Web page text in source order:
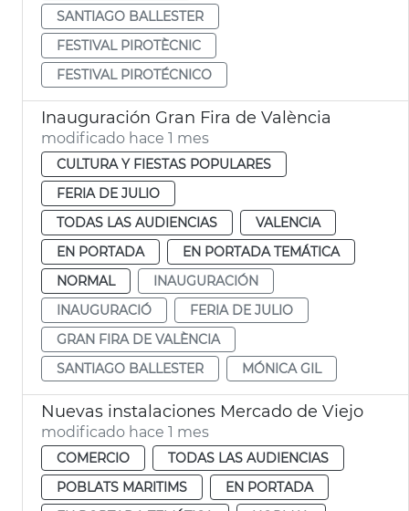
SANTIAGO BALLESTER
FESTIVAL PIROTÈCNIC
FESTIVAL PIROTÉCNICO
Inauguración Gran Fira de València
modificado hace 1 mes
CULTURA Y FIESTAS POPULARES
FERIA DE JULIO
TODAS LAS AUDIENCIAS
VALENCIA
EN PORTADA
EN PORTADA TEMÁTICA
NORMAL
INAUGURACIÓN
INAUGURACIÓ
FERIA DE JULIO
GRAN FIRA DE VALÈNCIA
SANTIAGO BALLESTER
MÓNICA GIL
Nuevas instalaciones Mercado de Viejo
modificado hace 1 mes
COMERCIO
TODAS LAS AUDIENCIAS
POBLATS MARITIMS
EN PORTADA